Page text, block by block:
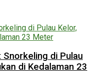
Snorkeling di Pulau
di Kedalaman 23